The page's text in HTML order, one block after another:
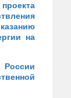
на